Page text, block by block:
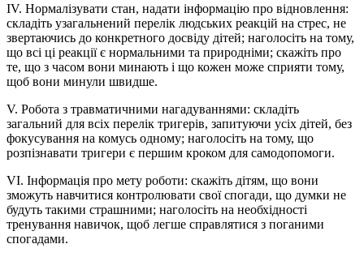
ІV. Нормалізувати стан, надати інформацію про відновлення:
складіть узагальнений перелік людських реакцій на стрес, не
звертаючись до конкретного досвіду дітей; наголосіть на тому,
що всі ці реакції є нормальними та природніми; скажіть про
те, що з часом вони минають і що кожен може сприяти тому,
щоб вони минули швидше.
V. Робота з травматичними нагадуваннями: складіть
загальний для всіх перелік тригерів, запитуючи усіх дітей, без
фокусування на комусь одному; наголосіть на тому, що
розпізнавати тригери є першим кроком для самодопомоги.
VI. Інформація про мету роботи: скажіть дітям, що вони
зможуть навчитися контролювати свої спогади, що думки не
будуть такими страшними; наголосіть на необхідності
тренування навичок, щоб легше справлятися з поганими
спогадами.